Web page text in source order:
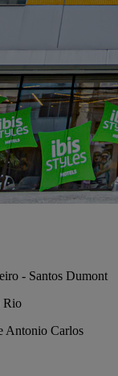
- Santos Dumont
Rio
Antonio Carlos